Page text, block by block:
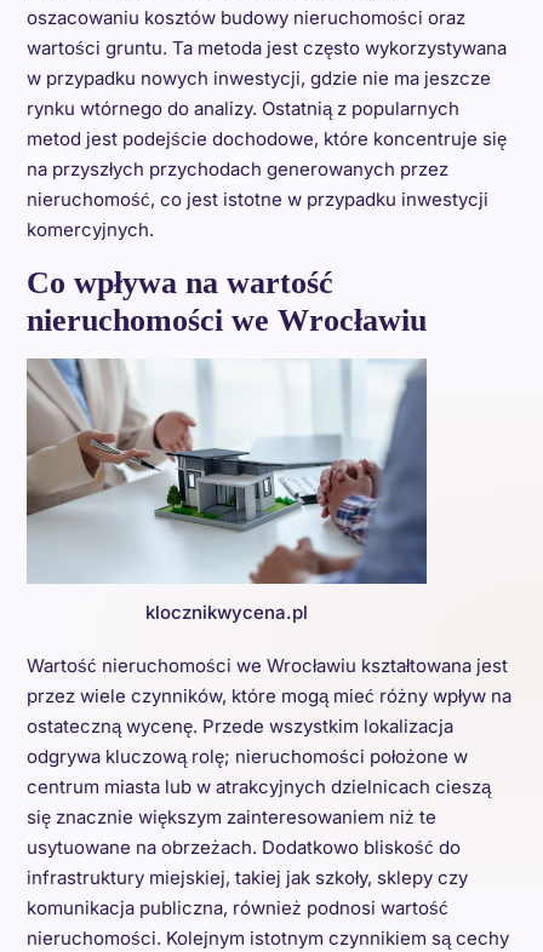
oszacowaniu kosztów budowy nieruchomości oraz
wartości gruntu. Ta metoda jest często wykorzystywana
w przypadku nowych inwestycji, gdzie nie ma jeszcze
rynku wtórnego do analizy. Ostatnią z popularnych
metod jest podejście dochodowe, które koncentruje się
na przyszłych przychodach generowanych przez
nieruchomość, co jest istotne w przypadku inwestycji
komercyjnych.
Co wpływa na wartość
nieruchomości we Wrocławiu
klocznikwycena.pl
Wartość nieruchomości we Wrocławiu kształtowana jest
przez wiele czynników, które mogą mieć różny wpływ na
ostateczną wycenę. Przede wszystkim lokalizacja
odgrywa kluczową rolę; nieruchomości położone w
centrum miasta lub w atrakcyjnych dzielnicach cieszą
się znacznie większym zainteresowaniem niż te
usytuowane na obrzeżach. Dodatkowo bliskość do
infrastruktury miejskiej, takiej jak szkoły, sklepy czy
komunikacja publiczna, również podnosi wartość
nieruchomości. Kolejnym istotnym czynnikiem są cechy